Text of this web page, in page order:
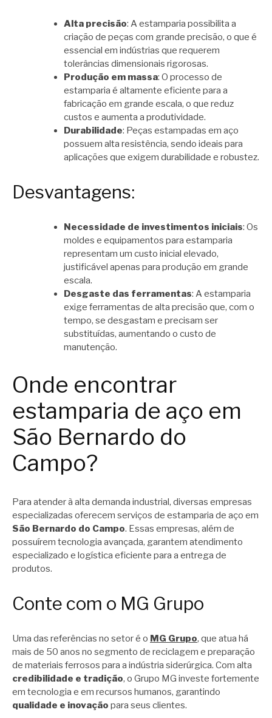
Alta precisão: A estamparia possibilita a
criação de peças com grande precisão, o que é
essencial em indústrias que requerem
tolerâncias dimensionais rigorosas.
Produção em massa: O processo de
estamparia é altamente eficiente para a
fabricação em grande escala, o que reduz
custos e aumenta a produtividade.
Durabilidade: Peças estampadas em aço
possuem alta resistência, sendo ideais para
aplicações que exigem durabilidade e robustez.
Desvantagens:
Necessidade de investimentos iniciais: Os
moldes e equipamentos para estamparia
representam um custo inicial elevado,
justificável apenas para produção em grande
escala.
Desgaste das ferramentas: A estamparia
exige ferramentas de alta precisão que, com o
tempo, se desgastam e precisam ser
substituídas, aumentando o custo de
manutenção.
Onde encontrar
estamparia de aço em
São Bernardo do
Campo?
Para atender à alta demanda industrial, diversas empresas
especializadas oferecem serviços de estamparia de aço em
São Bernardo do Campo. Essas empresas, além de
possuírem tecnologia avançada, garantem atendimento
especializado e logística eficiente para a entrega de
produtos.
Conte com o MG Grupo
Uma das referências no setor é o MG Grupo, que atua há
mais de 50 anos no segmento de reciclagem e preparação
de materiais ferrosos para a indústria siderúrgica. Com alta
credibilidade e tradição, o Grupo MG investe fortemente
em tecnologia e em recursos humanos, garantindo
qualidade e inovação para seus clientes.